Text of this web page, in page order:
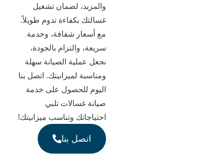
والمزيد، لضمان تشغيل
غسالتك بكفاءة تدوم طويلاً.
مع أسعار شفافة، وخدمة
سريعة، والتزام بالجودة،
نجعل عملية الصيانة سهلة
ومناسبة لميزانيتك. اتصل بنا
اليوم للحصول على خدمة
صيانة غسالات تلبي
احتياجاتك وتناسب ميزانيتك!
اتصل بنا